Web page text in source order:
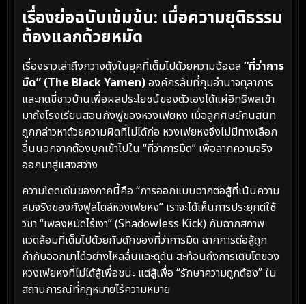
เรื่องย่อฉบับเข้มข้น: เมื่อความยุติธรรม
ต้องแลกด้วยหมัด
เรื่องราวเล่าถึงกวางตุ้งในยุคที่เต็มไปด้วยความฉ้อฉล“ที่ว่าการ
มืด” (The Black Yamen)องค์กรลับที่กุมอำนาจตุลาการ
และกดขี่ชาวบ้านเพื่อผลประโยชน์ของตัวเองได้แผ่อิทธิพลเข้า
มาถึงโรงเรียนสอนกังฟูของหวงเฟยหง เมื่อลูกศิษย์คนสนิท
ถูกกล่าวหาด้วยความผิดที่ไม่ได้ก่อ หวงเฟยหงจึงไม่มีทางเลือก
อื่นนอกจากต้องบุกเข้าไปใน “ที่ว่าการมืด” เพื่อลากความจริง
ออกมาสู่แสงสว่าง
ความโดดเด่นของภาคนี้คือ “การออกแบบฉากต่อสู้ที่เน้นความ
สมจริงของกังฟูสไตล์หวงเฟยหง” เราจะได้เห็นการประยุกต์ใช้
วิชา “เพลงหมัดไร้เงา” (Shadowless Kick) กับฉากสภาพ
แวดล้อมที่เต็มไปด้วยกับดักของที่ว่าการมืด ฉากการต่อสู้ถูก
กำกับออกมาได้อย่างไหลลื่นและดุดัน สะท้อนถึงการเติบโตของ
หวงเฟยหงที่ไม่ได้สู้เพื่อชนะ แต่สู้เพื่อ “รักษาความถูกต้อง” ใน
สถานการณ์ที่กฎหมายไร้ความหมาย